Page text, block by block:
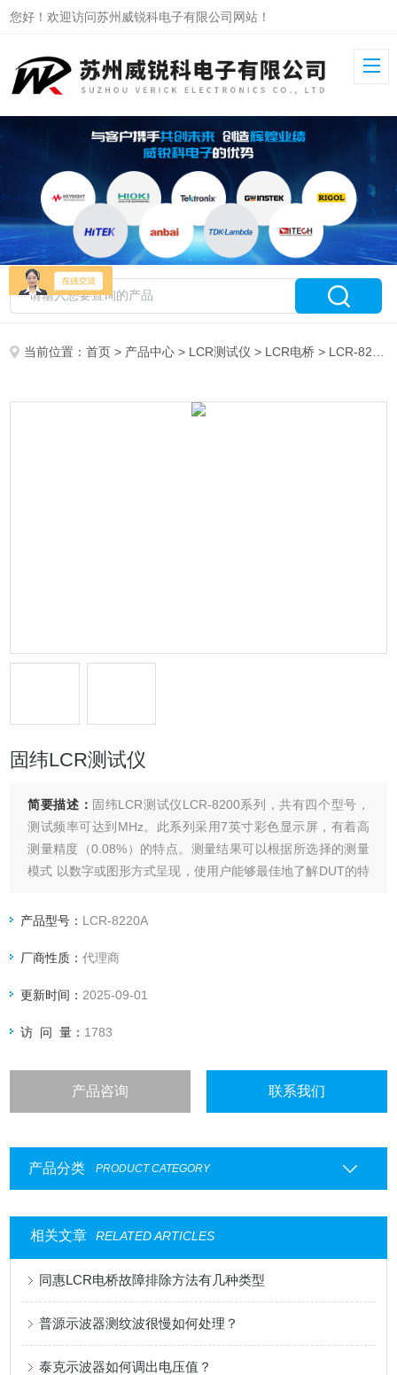
您好！欢迎访问苏州威锐科电子有限公司网站！
当前位置：首页 > 产品中心 > LCR测试仪 > LCR电桥 > LCR-8220A固纬LCR测试仪
固纬LCR测试仪
简要描述： 固纬LCR测试仪LCR-8200系列，共有四个型号，
测试频率可达到MHz。此系列采用7英寸彩色显示屏，有着高
测量精度（0.08%）的特点。测量结果可以根据所选择的测量
模式 以数字或图形方式呈现，使用户能够最佳地了解DUT的特
接口允许用户通过最熟悉的接口控制仪器 ，而无需担心额外的
产品型号： LCR-8220A
厂商性质：代理商
更新时间： 2025-09-01
访 问 量： 1783
产品咨询 联系我们
产品分类 PRODUCT CATEGORY
相关文章 RELATED ARTICLES
同惠LCR电桥故障排除方法有几种类型
普源示波器测纹波很慢如何处理？
泰克示波器如何调出电压值？